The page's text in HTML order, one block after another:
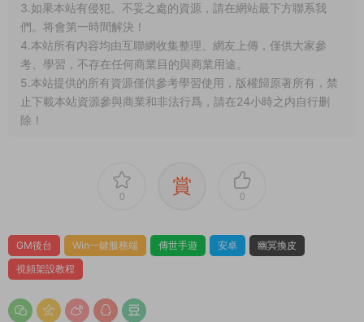
3.如果本站有侵犯、不妥之處的資源，請在網站最下方聯系我
們。将會第一時間解決！
4.本站所有内容均由互聯網收集整理、網友上傳，僅供大家參
考、學習，不存在任何商業目的與商業用途。
5.本站提供的所有資源僅供參考學習使用，版權歸原著所有，禁
止下載本站資源參與商業和非法行爲，請在24小時之内自行删
除！
0 賞 0
GM後台 Win一鍵服務端 傳世手遊 安卓
幽冥換皮
視頻架設教程